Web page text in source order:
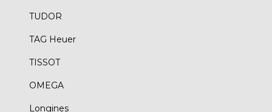
TUDOR
TAG Heuer
TISSOT
OMEGA
Longines